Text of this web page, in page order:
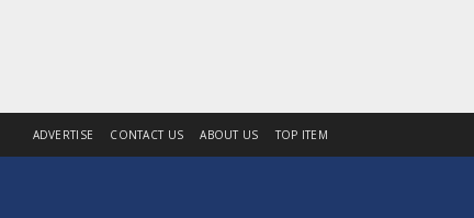
ADVERTISE CONTACT US ABOUT US TOP ITEM